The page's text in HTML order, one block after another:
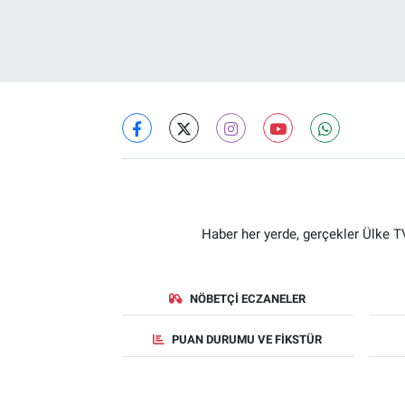
Haber her yerde, gerçekler Ülke
NÖBETÇI ECZANELER
PUAN DURUMU VE FIKSTÜR